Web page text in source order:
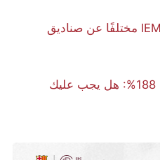
ما الذي يجعل صندوق IEMG ETF مختلفًا عن صناديق
سهم Opendoor يرتفع بنسبة 188%: هل يجب عليك